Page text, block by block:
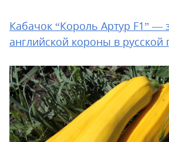
Кабачок “Король Артур F1” —
английской короны в русской